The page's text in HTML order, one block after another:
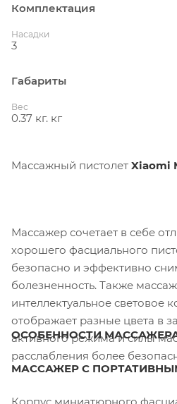
Комплектация
Насадки
3
Габариты
Вес
0.37 кг. кг
Массажный пистолет Xiaomi
Массажер сочетает в себе
хорошего фасциального
безопасно и эффективно
болезненность. Также
интеллектуальное световое
отображает разные цвета в
активного режима и силы
расслабления более
ОСОБЕННОСТИ МАССАЖЕРА
МАССАЖЕР С